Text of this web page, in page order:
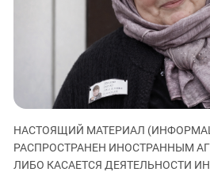
КАВКАЗ
Кабардино-Балкария
Калмыкия
Карачаево-Черкесия
Краснодарский край
Нагорный Карабах
НАСТОЯЩИЙ МАТЕРИАЛ
РАСПРОСТРАНЕН ИНОСТРАННЫМ
ЛИБО КАСАЕТСЯ ДЕЯТЕЛЬНОСТИ